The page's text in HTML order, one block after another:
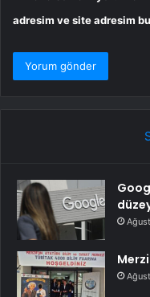
adresim ve site adresim